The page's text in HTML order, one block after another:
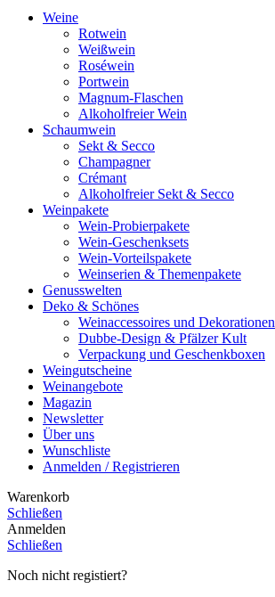
Weine
Rotwein
Weißwein
Roséwein
Portwein
Magnum-Flaschen
Alkoholfreier Wein
Schaumwein
Sekt & Secco
Champagner
Crémant
Alkoholfreier Sekt & Secco
Weinpakete
Wein-Probierpakete
Wein-Geschenksets
Wein-Vorteilspakete
Weinserien & Themenpakete
Genusswelten
Deko & Schönes
Weinaccessoires und Dekorationen
Dubbe-Design & Pfälzer Kult
Verpackung und Geschenkboxen
Weingutscheine
Weinangebote
Magazin
Newsletter
Über uns
Wunschliste
Anmelden / Registrieren
Warenkorb
Schließen
Anmelden
Schließen
Noch nicht registiert?